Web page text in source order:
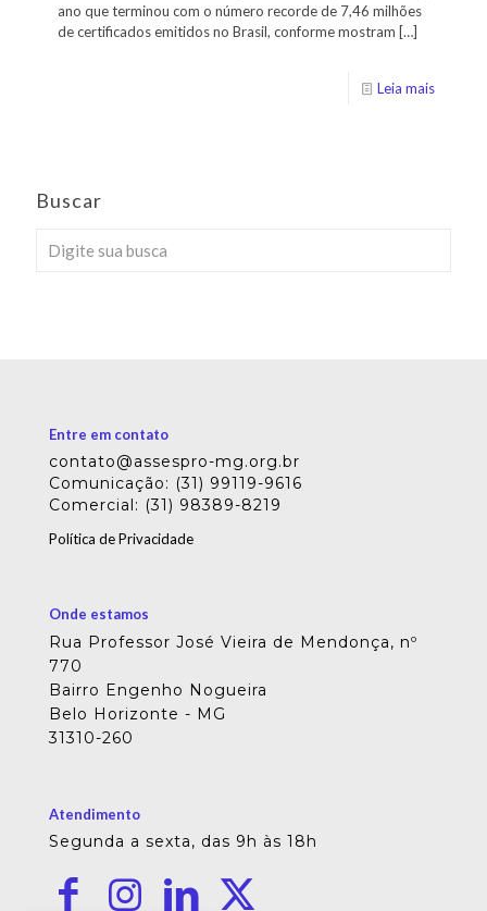
ano que terminou com o número recorde de 7,46 milhões
de certificados emitidos no Brasil, conforme mostram […]
Leia mais
Buscar
Entre em contato
contato@assespro-mg.org.br
Comunicação: (31) 99119-9616
Comercial: (31) 98389-8219
Política de Privacidade
Onde estamos
Rua Professor José Vieira de Mendonça, nº
770
Bairro Engenho Nogueira
Belo Horizonte - MG
31310-260
Atendimento
Segunda a sexta, das 9h às 18h